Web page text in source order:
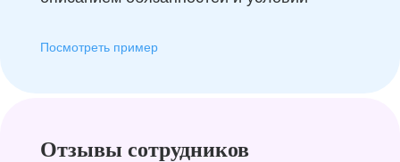
Посмотреть пример
Отзывы сотрудников